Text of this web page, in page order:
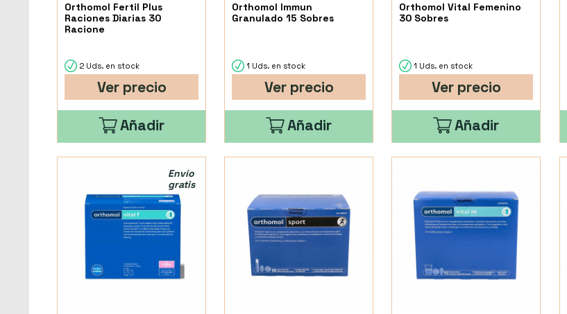
Orthomol Fertil Plus
Raciones Diarias 30
Racione
2 Uds. en stock
Ver precio
Añadir
Orthomol Immun
Granulado 15 Sobres
1 Uds. en stock
Ver precio
Añadir
Orthomol Vital Femenino
30 Sobres
1 Uds. en stock
Ver precio
Añadir
Envío
gratis